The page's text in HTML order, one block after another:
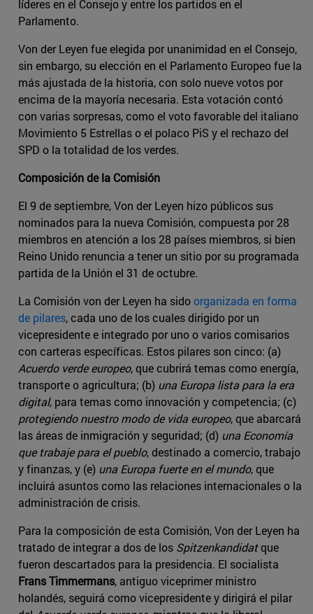
líderes en el Consejo y entre los partidos en el
Parlamento.
Von der Leyen fue elegida por unanimidad en el Consejo,
sin embargo, su elección en el Parlamento Europeo fue la
más ajustada de la historia, con solo nueve votos por
encima de la mayoría necesaria. Esta votación contó
con varias sorpresas, como el voto favorable del italiano
Movimiento 5 Estrellas o el polaco PiS y el rechazo del
SPD o la totalidad de los verdes.
Composición de la Comisión
El 9 de septiembre, Von der Leyen hizo públicos sus
nominados para la nueva Comisión, compuesta por 28
miembros en atención a los 28 países miembros, si bien
Reino Unido renuncia a tener un sitio por su programada
partida de la Unión el 31 de octubre.
La Comisión von der Leyen ha sidoorganizada en forma
de pilares, cada uno de los cuales dirigido por un
vicepresidente e integrado por uno o varios comisarios
con carteras específicas. Estos pilares son cinco: (a)
Acuerdo verde europeo, que cubrirá temas como energía,
transporte o agricultura; (b) una Europa lista para la era
digital, para temas como innovación y competencia; (c)
protegiendo nuestro modo de vida europeo, que abarcará
las áreas de inmigración y seguridad; (d) una Economía
que trabaje para el pueblo, destinado a comercio, trabajo
y finanzas, y (e) una Europa fuerte en el mundo, que
incluirá asuntos como las relaciones internacionales o la
administración de crisis.
Para la composición de esta Comisión, Von der Leyen ha
tratado de integrar a dos de los Spitzenkandidatque
fueron descartados para la presidencia. El socialista
Frans Timmermans, antiguo viceprimer ministro
holandés, seguirá como vicepresidente y dirigirá el pilar